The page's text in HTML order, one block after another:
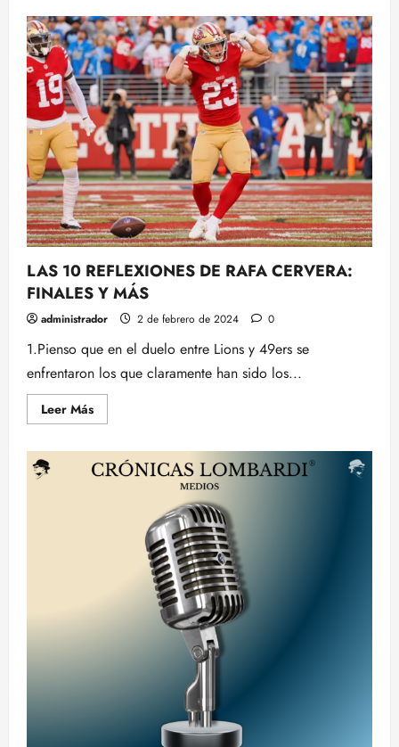
ÚNICOS
INVICTOS:
OSOS,
DEMONS,
VOLTORS
Y
DRACS
LAS 10 REFLEXIONES DE RAFA CERVERA:
FINALES Y MÁS
administrador 2 de febrero de 2024 0
1.Pienso que en el duelo entre Lions y 49ers se
enfrentaron los que claramente han sido los...
Leer MásLeer
más
10
REFLEXIONES
CERVERA: